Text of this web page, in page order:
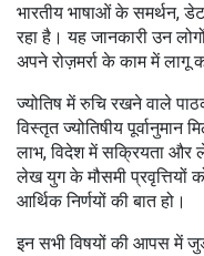
भारतीय भाषाओं के समर्थन,
रहा है। यह जानकारी उन
अपने रोज़मर्रा के काम में लागू
ज्योतिष में रुचि रखने वाले
विस्तृत ज्योतिषीय पूर्वानुमान
लाभ, विदेश में सक्रियता और
लेख युग के मौसमी
आर्थिक निर्णयों की बात हो।
इन सभी विषयों की आपस में